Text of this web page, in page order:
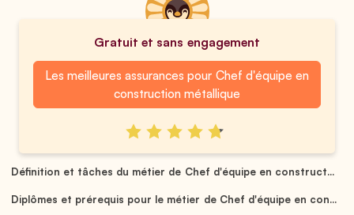
Gratuit et sans engagement
Les meilleures assurances pour Chef d'équipe en
construction métallique
Définition et tâches du métier de Chef d'équipe en construct...
Diplômes et prérequis pour le métier de Chef d'équipe en con...